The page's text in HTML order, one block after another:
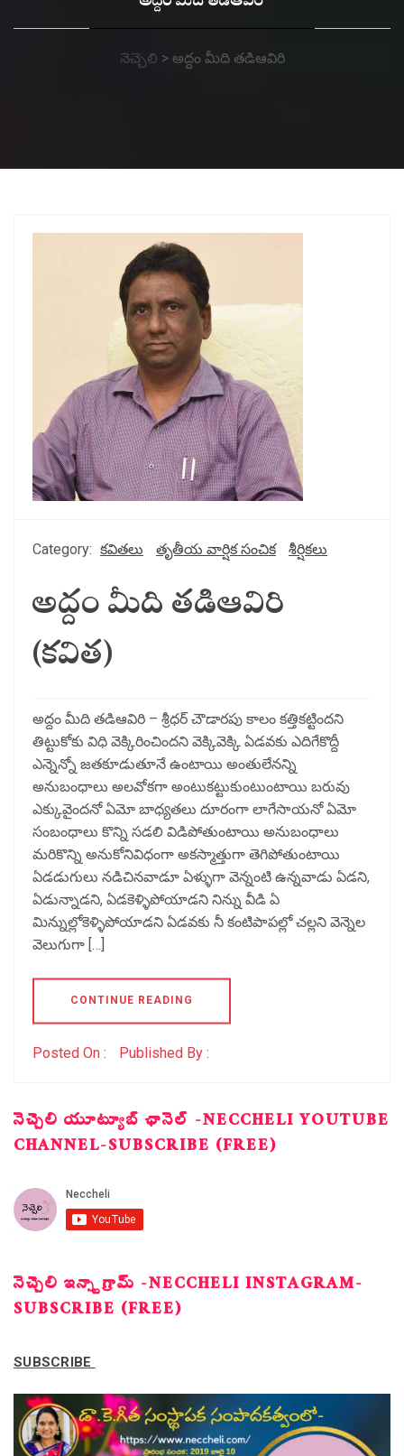
నెచ్చెలి > అద్దం మీది తడిఆవిరి
Category: కవితలు తృతీయ వార్షిక సంచిక శీర్షికలు
అద్దం మీది తడిఆవిరి
(కవిత)
అద్దం మీది తడిఆవిరి – శ్రీధర్ చౌడారపు కాలం కత్తికట్టిందని
తిట్టుకోకు విధి వెక్కిరించిందని వెక్కివెక్కి ఏడవకు ఎదిగేకొద్దీ
ఎన్నెన్నో జతకూడుతూనే ఉంటాయి అంతులేనన్ని
అనుబంధాలు అలవోకగా అంటుకట్టుకుంటుంటాయి బరువు
ఎక్కువైందనో ఏమో బాధ్యతలు దూరంగా లాగేసాయనో ఏమో
సంబంధాలు కొన్ని సడలి విడిపోతుంటాయి అనుబంధాలు
మరికొన్ని అనుకోనివిధంగా అకస్మాత్తుగా తెగిపోతుంటాయి
ఏడడుగులు నడిచినవాడూ ఏళ్ళుగా వెన్నంటి ఉన్నవాడు ఏడని,
ఏడున్నాడని, ఏడకెళ్ళిపోయాడని నిన్ను వీడి ఏ
మిన్నుల్లోకెళ్ళిపోయాడని ఏడవకు నీ కంటిపాపల్లో చల్లని వెన్నెల
వెలుగుగా […]
CONTINUE READING
Posted On : Published By :
నెచ్చెలి యూట్యూబ్ ఛానెల్ -NECCHELI YOUTUBE
CHANNEL-SUBSCRIBE (FREE)
నెచ్చెలి ఇన్స్టాగ్రామ్ -NECCHELI INSTAGRAM-
SUBSCRIBE (FREE)
SUBSCRIBE